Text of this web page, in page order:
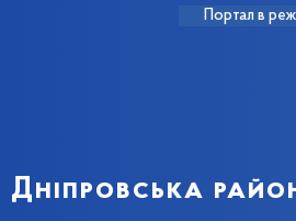
Портал в
Дніпровська